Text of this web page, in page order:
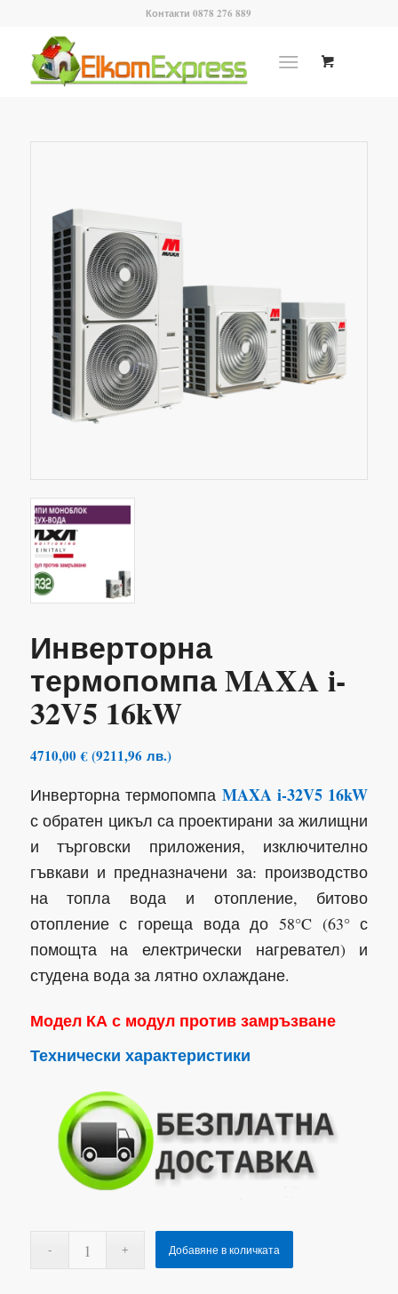
Контакти 0878 276 889
Инверторна
термопомпа MAXA i-
32V5 16kW
4710,00€ (9211,96 лв.)
Инверторна термопомпа MAXA i-32V5 16kW
с обратен цикъл са проектирани за жилищни
и търговски приложения, изключително
гъвкави и предназначени за: производство
на топла вода и отопление, битово
отопление с гореща вода до 58°C (63° с
помощта на електрически нагревател) и
студена вода за лятно охлаждане.
Модел КА с модул против замръзване
Технически характеристики
Добавяне в количката